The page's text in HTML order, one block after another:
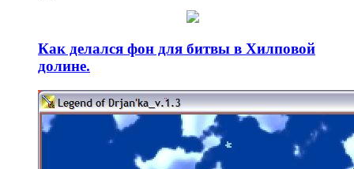
Как делался фон для битвы в Хилповой
долине.